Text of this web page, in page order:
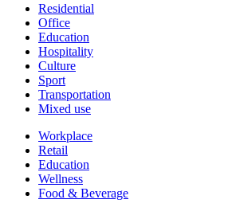
Residential
Office
Education
Hospitality
Culture
Sport
Transportation
Mixed use
Workplace
Retail
Education
Wellness
Food & Beverage